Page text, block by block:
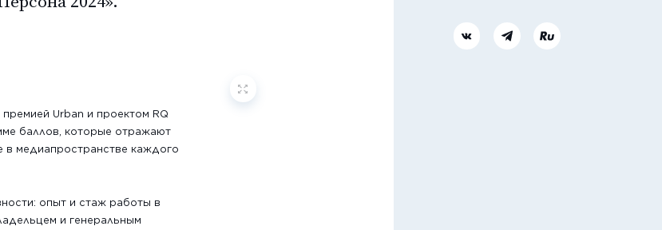
Urban и проектом RQ
баллов, которые отражают
в медиапространстве каждого
опыт и стаж работы в
и генеральным